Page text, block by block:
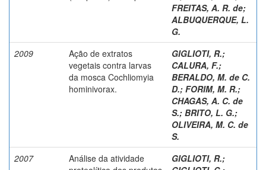
FREITAS, A. R. de;
ALBUQUERQUE, L.
G.
2009
Ação de extratos
vegetais contra larvas
da mosca Cochliomyia
hominivorax.
GIGLIOTI, R.;
CALURA, F.;
BERALDO, M. de C.
D.; FORIM, M. R.;
CHAGAS, A. C. de
S.; BRITO, L. G.;
OLIVEIRA, M. C. de
S.
2007
Análise da atividade
GIGLIOTI, R.;